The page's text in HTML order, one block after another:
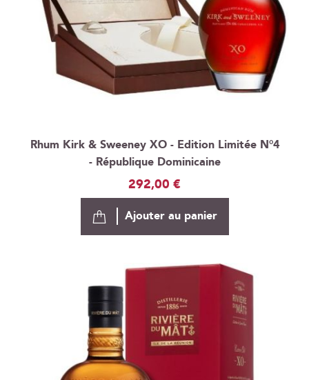
Rhum Kirk & Sweeney XO - Edition Limitée N°4
- République Dominicaine
292,00 €
Ajouter au panier